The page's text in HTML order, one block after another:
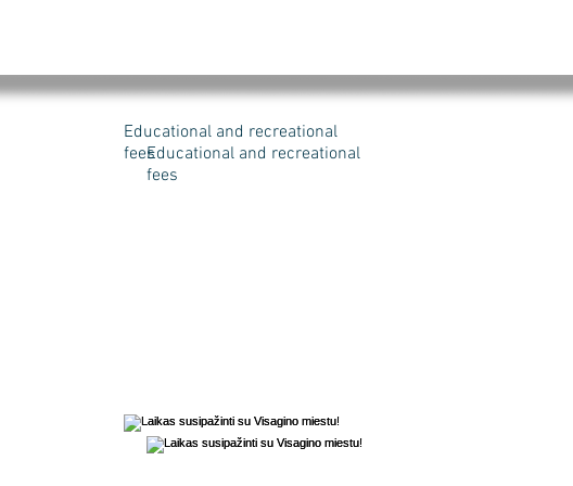
Educational and recreational
feesEducational and recreational
fees